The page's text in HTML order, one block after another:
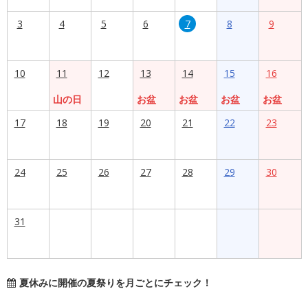
3 4 5 6 7 8 9
10
11
山の日
12
13
お盆
14
お盆
15
お盆
16
お盆
17
18 19 20 21 22 23
24 25 26 27 28 29 30
31
夏休みに開催の夏祭りを月ごとにチェック！